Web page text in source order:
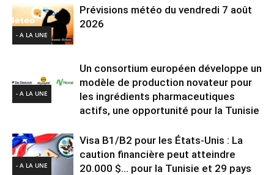
- A LA UNE
Prévisions météo du vendredi 7 août
2026
- A LA UNE
Un consortium européen développe un
modèle de production novateur pour
les ingrédients pharmaceutiques
actifs, une opportunité pour la Tunisie
- A LA UNE
Visa B1/B2 pour les États-Unis : La
caution financière peut atteindre
20.000 $… pour la Tunisie et 29 pays